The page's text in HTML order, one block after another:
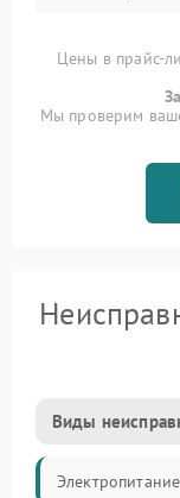
Цены в прайс-
Мы проверим
Виды
Электропитание